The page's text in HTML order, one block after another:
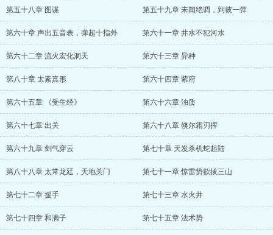
第五十八章 图谋 第五十九章 未闻绝调，到彼一弹
第六十章 声出五音表，弹超十指外 第六十一章 井水不犯河水
第六十二章 流火宏化洞天 第六十三章 异种
第八十章 太素真形 第六十四章 紫府
第六十五章 《受生经》 第六十六章 浊质
第六十七章 出关 第六十八章 倏尔霜刃挥
第六十九章 剑气穿云 第七十章 天发杀机蛇起陆
第八十八章 太常龙廷，天地关门 第七十一章 惊雷势欲拔三山
第七十二章 援手 第七十三章 水火井
第七十四章 和满子 第七十五章 法术势